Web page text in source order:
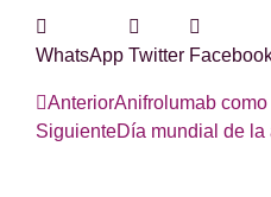
WhatsApp Twitter
AnteriorAnifrolumab
SiguienteDía mundial de